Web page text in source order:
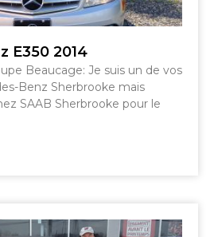
E350 2014
Beaucage: Je suis un de vos
Benz Sherbrooke mais
SAAB Sherbrooke pour le
SHERBROOKE
MAGOG
ST-HYACINTHE